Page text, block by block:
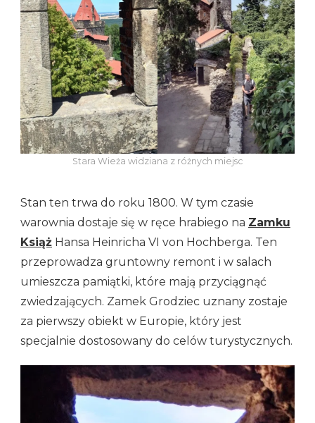
Stara Wieża widziana z różnych miejsc
Stan ten trwa do roku 1800. W tym czasie
warownia dostaje się w ręce hrabiego na Zamku
Książ Hansa Heinricha VI von Hochberga. Ten
przeprowadza gruntowny remont i w salach
umieszcza pamiątki, które mają przyciągnąć
zwiedzających. Zamek Grodziec uznany zostaje
za pierwszy obiekt w Europie, który jest
specjalnie dostosowany do celów turystycznych.